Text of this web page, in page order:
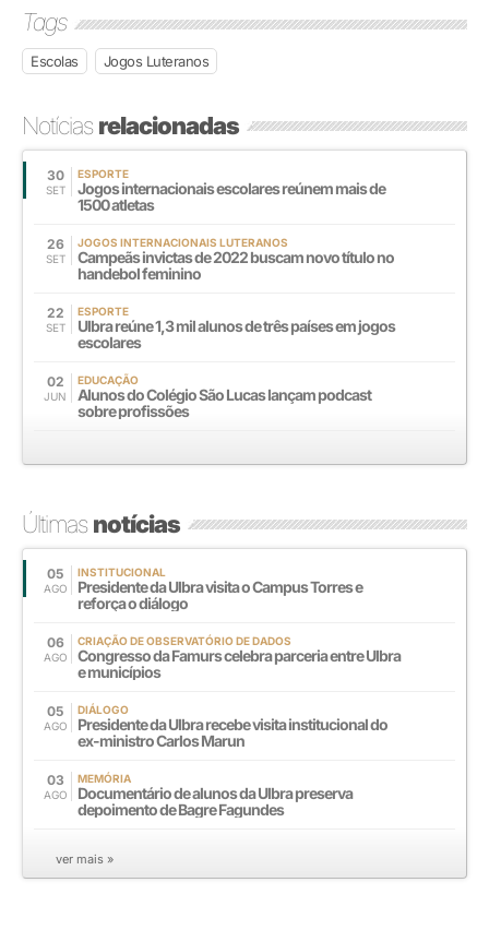
Tags
Escolas Jogos Luteranos
Notíciasrelacionadas
30
SET
ESPORTE
Jogos internacionais escolares reúnem mais de
1500 atletas
26
SET
JOGOS INTERNACIONAIS LUTERANOS
Campeãs invictas de 2022 buscam novo título no
handebol feminino
22
SET
ESPORTE
Ulbra reúne 1,3 mil alunos de três países em jogos
escolares
02
JUN
EDUCAÇÃO
Alunos do Colégio São Lucas lançam podcast
sobre profissões
Últimasnotícias
05
AGO
INSTITUCIONAL
Presidente da Ulbra visita o Campus Torres e
reforça o diálogo
06
AGO
CRIAÇÃO DE OBSERVATÓRIO DE DADOS
Congresso da Famurs celebra parceria entre Ulbra
e municípios
05
AGO
DIÁLOGO
Presidente da Ulbra recebe visita institucional do
ex-ministro Carlos Marun
03
AGO
MEMÓRIA
Documentário de alunos da Ulbra preserva
depoimento de Bagre Fagundes
ver mais »